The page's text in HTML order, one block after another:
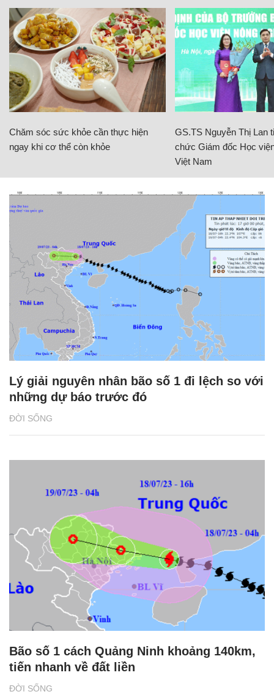
Chăm sóc sức khỏe cần thực hiện
ngay khi cơ thể còn khỏe
GS.TS Nguyễn Thị Lan
chức Giám đốc Học
Việt Nam
ĐỜI SỐNG
Lý giải nguyên nhân bão số 1 đi lệch so với
những dự báo trước đó
ĐỜI SỐNG
Bão số 1 cách Quảng Ninh khoảng 140km,
tiến nhanh về đất liền